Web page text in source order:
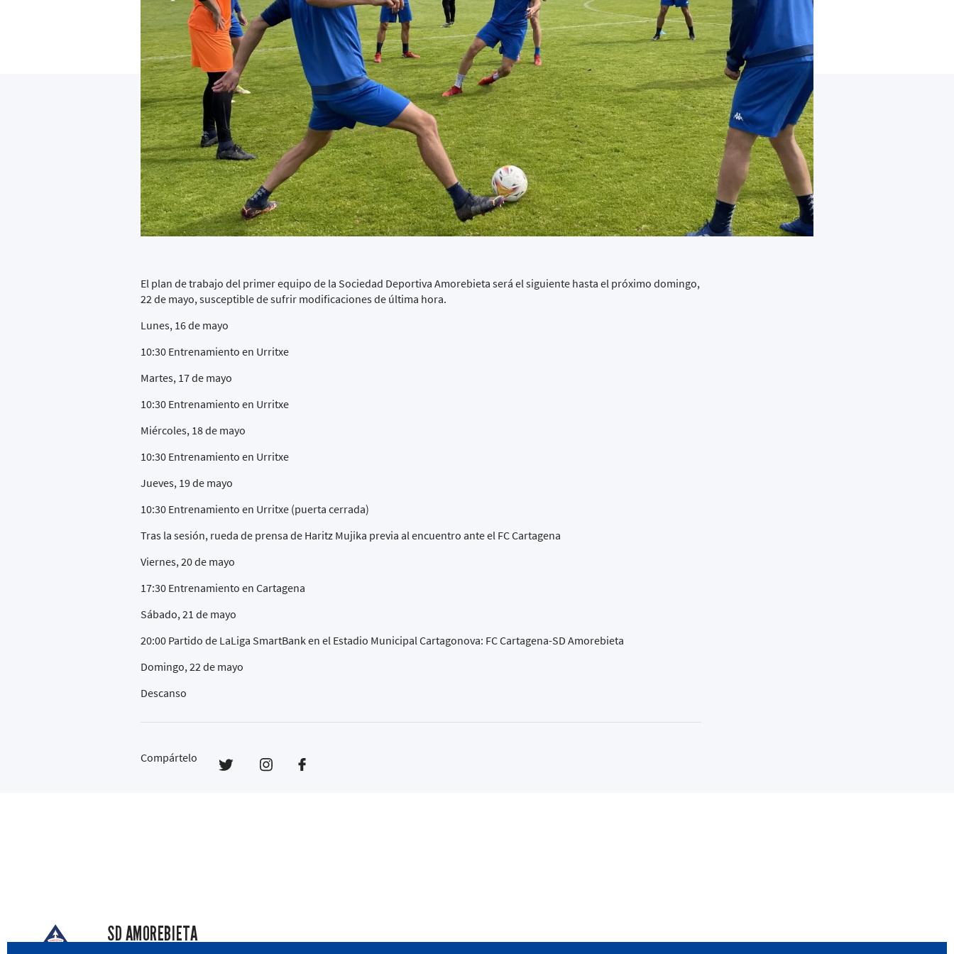
El plan de trabajo del primer equipo de la Sociedad Deportiva Amorebieta será el siguiente hasta el próximo domingo,
22 de mayo, susceptible de sufrir modificaciones de última hora.
Lunes, 16 de mayo
10:30 Entrenamiento en Urritxe
Martes, 17 de mayo
10:30 Entrenamiento en Urritxe
Miércoles, 18 de mayo
10:30 Entrenamiento en Urritxe
Jueves, 19 de mayo
10:30 Entrenamiento en Urritxe (puerta cerrada)
Tras la sesión, rueda de prensa de Haritz Mujika previa al encuentro ante el FC Cartagena
Viernes, 20 de mayo
17:30 Entrenamiento en Cartagena
Sábado, 21 de mayo
20:00 Partido de LaLiga SmartBank en el Estadio Municipal Cartagonova: FC Cartagena-SD Amorebieta
Domingo, 22 de mayo
Descanso
Compártelo
SD AMOREBIETA